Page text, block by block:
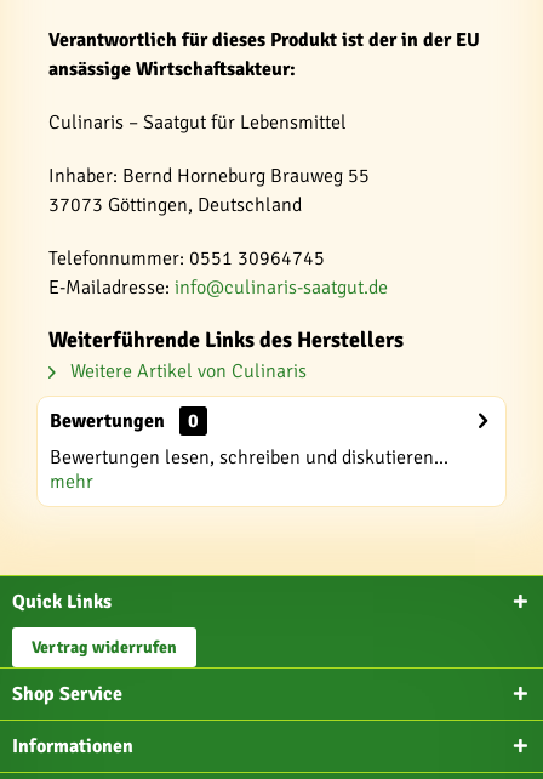
Verantwortlich für dieses Produkt ist der in der EU
ansässige Wirtschaftsakteur:
Culinaris – Saatgut für Lebensmittel
Inhaber: Bernd Horneburg Brauweg 55
37073 Göttingen, Deutschland
Telefonnummer: 0551 30964745
E-Mailadresse: info@culinaris-saatgut.de
Weiterführende Links des Herstellers
Weitere Artikel von Culinaris
Bewertungen
0
Bewertungen lesen, schreiben und diskutieren...
mehr
Quick Links
Vertrag widerrufen
Shop Service
Informationen